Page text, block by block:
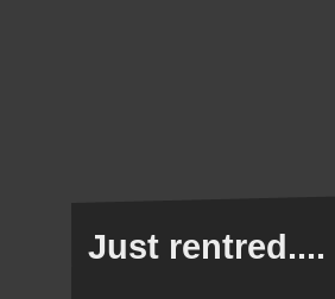
Just rentred....